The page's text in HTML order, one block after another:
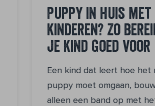
Puppy in huis met
kinderen? Zo
je kind goed voor
Een kind dat leert hoe het
puppy moet omgaan,
alleen een band op met